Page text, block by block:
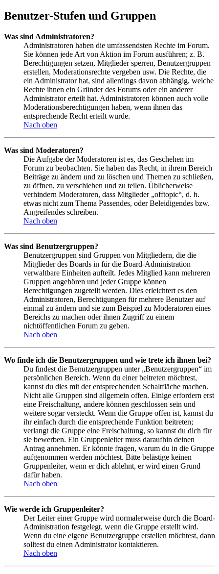
Benutzer-Stufen und Gruppen
Was sind Administratoren?
Administratoren haben die umfassendsten Rechte im Forum.
Sie können jede Art von Aktion im Forum ausführen; z. B.
Berechtigungen setzen, Mitglieder sperren, Benutzergruppen
erstellen, Moderationsrechte vergeben usw. Die Rechte, die
ein Administrator hat, sind allerdings davon abhängig, welche
Rechte ihnen ein Gründer des Forums oder ein anderer
Administrator erteilt hat. Administratoren können auch volle
Moderationsberechtigungen haben, wenn ihnen das
entsprechende Recht erteilt wurde.
Nach oben
Was sind Moderatoren?
Die Aufgabe der Moderatoren ist es, das Geschehen im
Forum zu beobachten. Sie haben das Recht, in ihrem Bereich
Beiträge zu ändern und zu löschen und Themen zu schließen,
zu öffnen, zu verschieben und zu teilen. Üblicherweise
verhindern Moderatoren, dass Mitglieder „offtopic“, d. h.
etwas nicht zum Thema Passendes, oder Beleidigendes bzw.
Angreifendes schreiben.
Nach oben
Was sind Benutzergruppen?
Benutzergruppen sind Gruppen von Mitgliedern, die die
Mitglieder des Boards in für die Board-Administration
verwaltbare Einheiten aufteilt. Jedes Mitglied kann mehreren
Gruppen angehören und jeder Gruppe können
Berechtigungen zugeteilt werden. Dies erleichtert es den
Administratoren, Berechtigungen für mehrere Benutzer auf
einmal zu ändern und sie zum Beispiel zu Moderatoren eines
Bereichs zu machen oder ihnen Zugriff zu einem
nichtöffentlichen Forum zu geben.
Nach oben
Wo finde ich die Benutzergruppen und wie trete ich ihnen bei?
Du findest die Benutzergruppen unter „Benutzergruppen“ im
persönlichen Bereich. Wenn du einer beitreten möchtest,
kannst du dies mit der entsprechenden Schaltfläche machen.
Nicht alle Gruppen sind allgemein offen. Einige erfordern erst
eine Freischaltung, andere können geschlossen sein und
weitere sogar versteckt. Wenn die Gruppe offen ist, kannst du
ihr einfach durch die entsprechende Funktion beitreten;
verlangt die Gruppe eine Freischaltung, so kannst du dich für
sie bewerben. Ein Gruppenleiter muss daraufhin deinen
Antrag annehmen. Er könnte fragen, warum du in die Gruppe
aufgenommen werden möchtest. Bitte belästige keinen
Gruppenleiter, wenn er dich ablehnt, er wird einen Grund
dafür haben.
Nach oben
Wie werde ich Gruppenleiter?
Der Leiter einer Gruppe wird normalerweise durch die Board-
Administration festgelegt, wenn die Gruppe erstellt wird.
Wenn du eine eigene Benutzergruppe erstellen möchtest, dann
solltest du einen Administrator kontaktieren.
Nach oben